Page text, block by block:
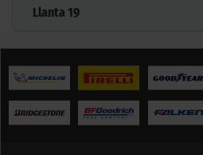
Llanta 19